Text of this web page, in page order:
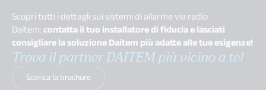
Scopri tutti i dettagli sui sistemi di allarme via radio
Daitem:contatta il tuo installatore di fiducia e lasciati
consigliare la soluzione Daitem più adatte alle tue esigenze!
Trova il partner DAITEM più vicino a te!
Scarica la brochure